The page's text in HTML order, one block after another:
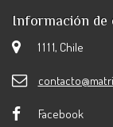
Información de
1 1 1 1, Chile
Facebook